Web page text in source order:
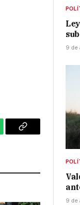
Copy
9 de
9 de